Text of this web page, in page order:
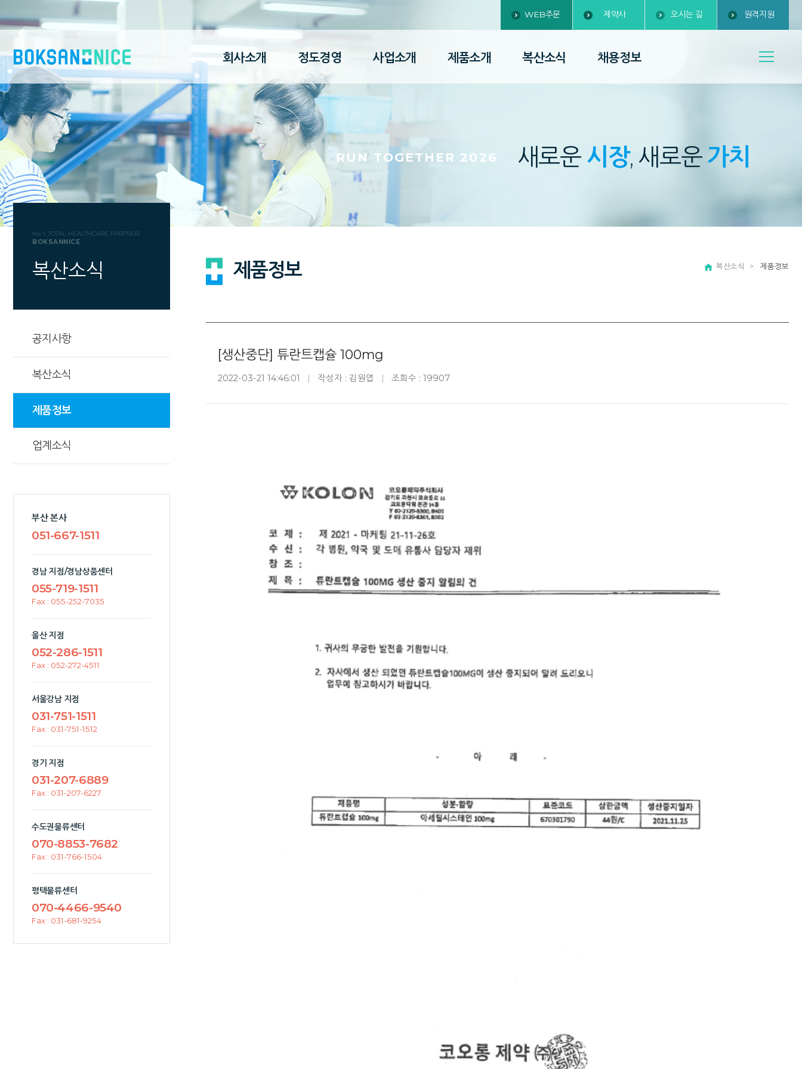
회사소개 정도경영 사업소개 제품소개 복산소식 채용정보
WEB주문 제약사 오시는 길 원격지원
RUN TOGETHER 2026 새로운 시장, 새로운가치
No 1. TOTAL HEALTHCARE PARTNER
BOKSANNICE
복산소식
공지사항
복산소식
제품정보
업계소식
부산 본사
051-667-1511
경남 지점/경남상품센터
055-719-1511
Fax : 055-252-7035
울산 지점
052-286-1511
Fax : 052-272-4511
서울강남 지점
031-751-1511
Fax : 031-751-1512
경기 지점
031-207-6889
Fax : 031-207-6227
수도권물류센터
070-8853-7682
Fax : 031-766-1504
평택물류센터
070-4466-9540
Fax : 031-681-9254
제품정보 복산소식 제품정보
[생산중단] 튜란트캡슐 100mg
2022-03-21 14:46:01 작성자 : 김원엽 조회수 : 19907